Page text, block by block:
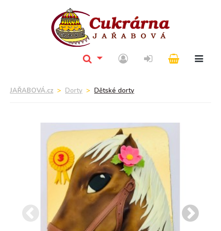
JAŘABOVÁ.cz Dorty Dětské dorty